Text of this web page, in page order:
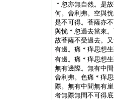
＊忽亦無自然。是
何。舍利弗。空與
是不可得。菩薩亦
與恍＊忽過去當來
故菩薩不受過去。
有邊。痛＊痒思想
有邊。痛＊痒思想
無有邊際。無有中
舍利弗。色痛＊痒
際。無有中間無有
者無際無間不可得